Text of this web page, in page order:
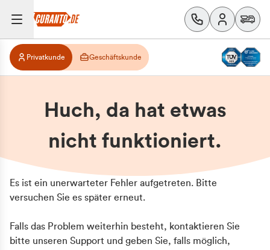
Privatkunde Geschäftskunde
Huch, da hat etwas
nicht funktioniert.
Es ist ein unerwarteter Fehler aufgetreten. Bitte
versuchen Sie es später erneut.
Falls das Problem weiterhin besteht, kontaktieren Sie
bitte unseren Support und geben Sie, falls möglich,